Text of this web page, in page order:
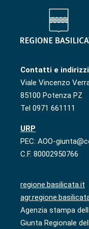
Contatti e indirizzi
Viale Vincenzo
85100 Potenza PZ
Tel 0971 661111
URP
PEC: AOO-
C.F. 80002950766
regione.basilicata.it
Agenzia stampa
Giunta Regionale